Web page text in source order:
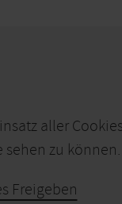
aller
sehen zu können.
Freigeben